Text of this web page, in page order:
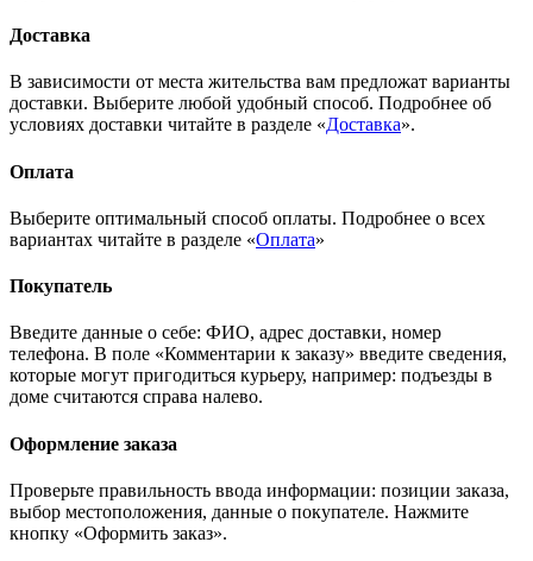
Доставка
В зависимости от места жительства вам предложат варианты
доставки. Выберите любой удобный способ. Подробнее об
условиях доставки читайте в разделе «Доставка».
Оплата
Выберите оптимальный способ оплаты. Подробнее о всех
вариантах читайте в разделе «Оплата»
Покупатель
Введите данные о себе: ФИО, адрес доставки, номер
телефона. В поле «Комментарии к заказу» введите сведения,
которые могут пригодиться курьеру, например: подъезды в
доме считаются справа налево.
Оформление заказа
Проверьте правильность ввода информации: позиции заказа,
выбор местоположения, данные о покупателе. Нажмите
кнопку «Оформить заказ».